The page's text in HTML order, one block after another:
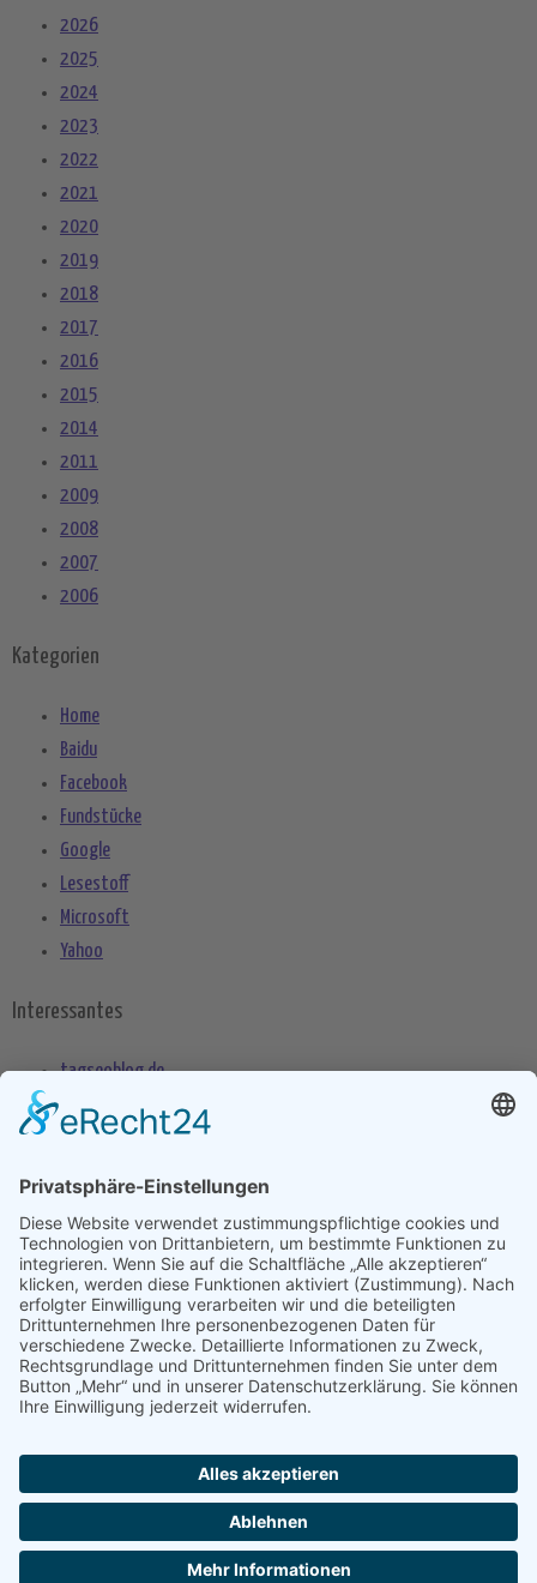
2026
2025
2024
2023
2022
2021
2020
2019
2018
2017
2016
2015
2014
2011
2009
2008
2007
2006
Kategorien
Home
Baidu
Facebook
Fundstücke
Google
Lesestoff
Microsoft
Yahoo
Interessantes
tagseoblog.de
SEO Blog
seo-trainee.de
seokratie.de
Tags
Android Android Phone Anwendung App Apple Betriebssystem Datenschutz
Entwicklung Google Handy Internet Plattform
Copyright 2004 - 2026 byseekXL- Die Meta Suchmaschine -